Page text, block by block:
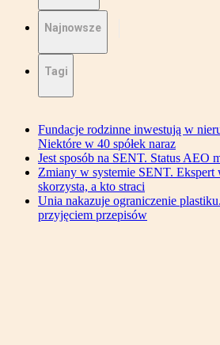
Najnowsze
Tagi
Fundacje rodzinne inwestują w
Niektóre w 40 spółek naraz
Jest sposób na SENT. Status AEO
Zmiany w systemie SENT. Ekspert
skorzysta, a kto straci
Unia nakazuje ograniczenie
przyjęciem przepisów